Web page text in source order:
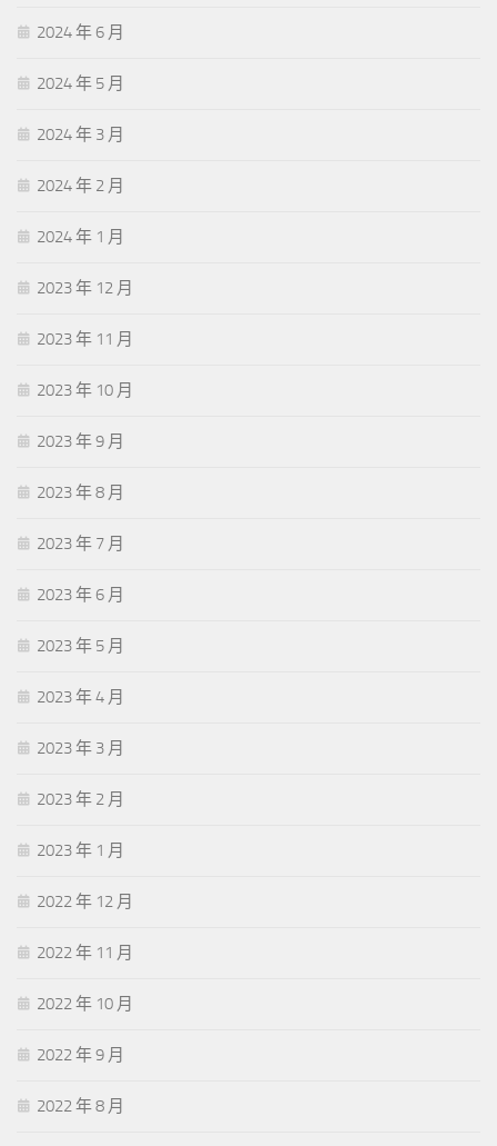
2024 年 6 月
2024 年 5 月
2024 年 3 月
2024 年 2 月
2024 年 1 月
2023 年 12 月
2023 年 11 月
2023 年 10 月
2023 年 9 月
2023 年 8 月
2023 年 7 月
2023 年 6 月
2023 年 5 月
2023 年 4 月
2023 年 3 月
2023 年 2 月
2023 年 1 月
2022 年 12 月
2022 年 11 月
2022 年 10 月
2022 年 9 月
2022 年 8 月